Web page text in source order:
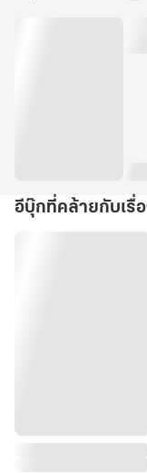
อีบุ๊กที่คล้ายกับเรื่